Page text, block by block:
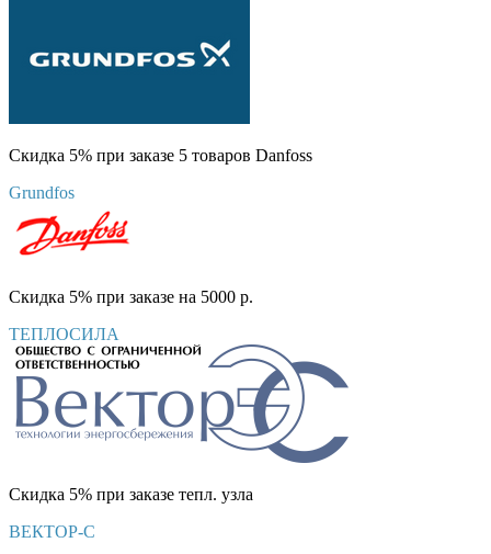
Скидка 5% при заказе 5 товаров Danfoss
Grundfos
Скидка 5% при заказе на 5000 р.
ТЕПЛОСИЛА
Скидка 5% при заказе тепл. узла
ВЕКТОР-С